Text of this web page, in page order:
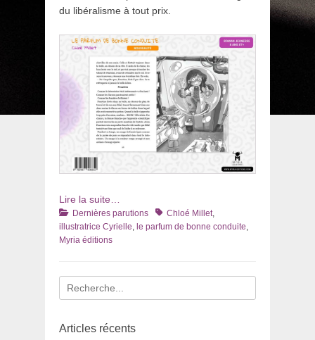
du libéralisme à tout prix.
Lire la suite…
Catégories
Dernières parutions TagsChloé Millet
illustratrice Cyrielle le parfum de bonne conduite
Myria éditions
Recherche
pour
Articles récents